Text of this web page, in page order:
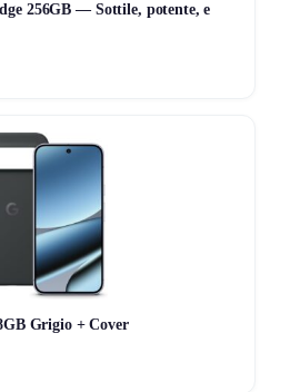
256GB — Sottile, potente, e
Grigio + Cover